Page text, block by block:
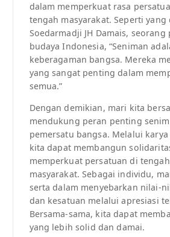
dalam memperkuat rasa
tengah masyarakat. Seperti
Soedarmadji JH Damais, seorang
budaya Indonesia, “Seniman
keberagaman bangsa. Mereka
yang sangat penting dalam
semua.”
Dengan demikian, mari kita
mendukung peran penting
pemersatu bangsa. Melalui
kita dapat membangun
memperkuat persatuan di
masyarakat. Sebagai individu,
serta dalam menyebarkan nilai-
dan kesatuan melalui apresiasi
Bersama-sama, kita dapat
yang lebih solid dan damai.